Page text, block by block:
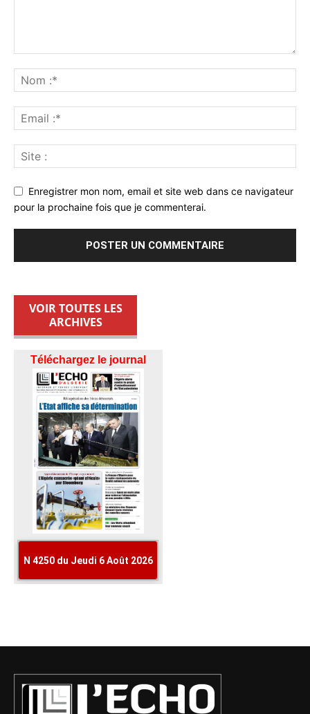
Enregistrer mon nom, email et site web dans ce navigateur
pour la prochaine fois que je commenterai.
VOIR TOUTES LES
ARCHIVES